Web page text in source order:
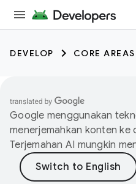
DEVELOP CORE AREAS
Google menggunakan
menerjemahkan konten ke
Terjemahan AI mungkin